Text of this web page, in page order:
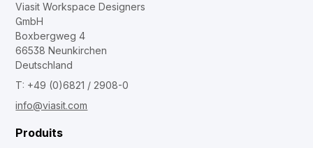
Viasit Workspace Designers
GmbH
Boxbergweg 4
66538 Neunkirchen
Deutschland
T: +49 (0)6821 / 2908-0
info@viasit.com
Produits